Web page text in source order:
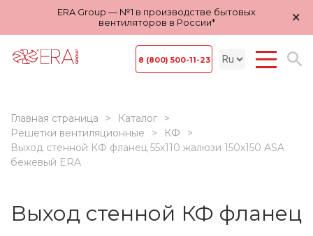
ERA Group — №1 в производстве бытовых
вентиляторов в России*
×
8 (800) 500-11-23
Главная страница
Каталог
Решетки вентиляционные
КФ
Выход стенной КФ фланец 55х110 жалюзи 150х150 ASA
бежевый ERA
Выход стенной КФ фланец